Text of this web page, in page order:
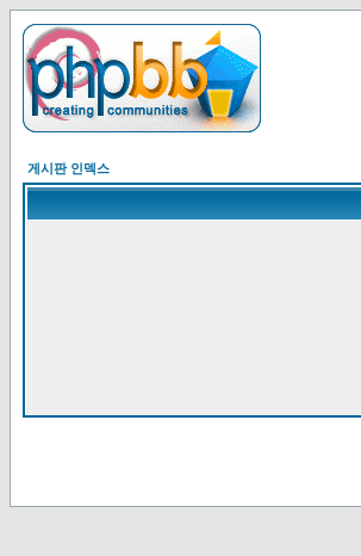
게시판 인덱스